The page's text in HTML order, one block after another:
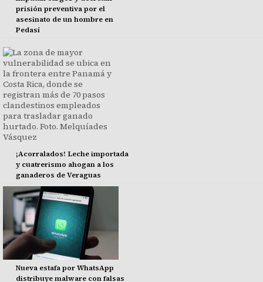
prisión preventiva por el
asesinato de un hombre en
Pedasí
¡Acorralados! Leche importada
y cuatrerismo ahogan a los
ganaderos de Veraguas
Nueva estafa por WhatsApp
distribuye malware con falsas